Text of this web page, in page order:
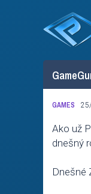
GAMES
Ako už
dnešný
Dnešné